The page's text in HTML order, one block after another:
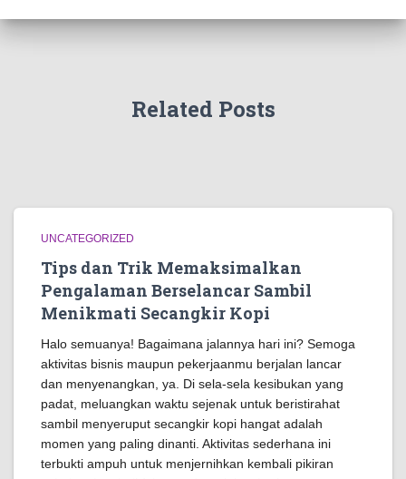
Related Posts
UNCATEGORIZED
Tips dan Trik Memaksimalkan
Pengalaman Berselancar Sambil
Menikmati Secangkir Kopi
Halo semuanya! Bagaimana jalannya hari ini? Semoga
aktivitas bisnis maupun pekerjaanmu berjalan lancar
dan menyenangkan, ya. Di sela-sela kesibukan yang
padat, meluangkan waktu sejenak untuk beristirahat
sambil menyeruput secangkir kopi hangat adalah
momen yang paling dinanti. Aktivitas sederhana ini
terbukti ampuh untuk menjernihkan kembali pikiran